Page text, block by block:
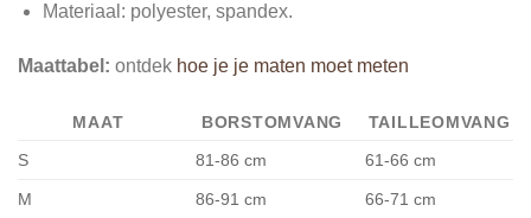
Materiaal: polyester, spandex.
Maattabel: ontdek hoe je je maten moet meten
MAAT BORSTOMVANG
TAILLEOMVANG
S
81-86 cm 61-66 cm
M 86-91 cm 66-71 cm